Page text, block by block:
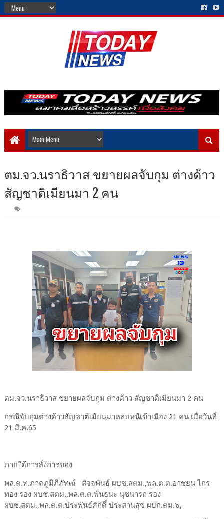
ตม.จว.นราธิวาส ขยายผลจับกุม ต่างด้าว
สัญชาติเมียนมา 2 คน
ตม.จว.นราธิวาส ขยายผลจับกุม ต่างด้าว สัญชาติเมียนมา 2 คน
กรณีจับกุมต่างด้าวสัญชาติเมียนมาหลบหนีเข้าเมือง 21 คน เมื่อวันที่
21 มี.ค.65
ภายใต้การสั่งการของ
พล.ต.ท.ภาคภูมิภิภัทฒ์ สัจจพันธุ์ ผบช.สตม.,พล.ต.ต.อาชยน ไกร
ทอง รอง ผบช.สตม.,พล.ต.ต.พันธนะ นุชนารถ รอง
ผบช.สตม.,พล.ต.ต.ประพันธ์ศักดิ์ ประสานสุข ผบก.ตม.๖,